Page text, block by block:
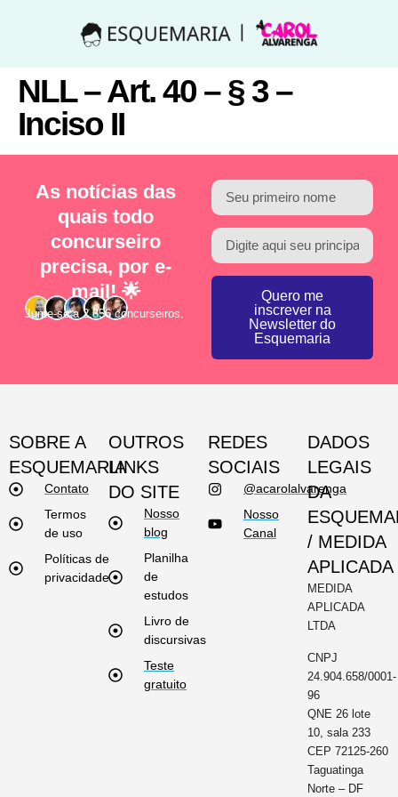
NLL – Art. 40 – § 3 –
Inciso II
As notícias das
quais todo
concurseiro
precisa, por e-
mail! 🌟
Junte-se a 2.856 concurseiros.
Quero me
inscrever na
Newsletter do
Esquemaria
SOBRE A
ESQUEMARIA
Contato
Termos
de uso
Políticas de
privacidade
OUTROS
LINKS
DO SITE
Nosso
blog
Planilha
de
estudos
Livro de
discursivas
Teste
gratuito
REDES
SOCIAIS
@acarolalvarenga
Nosso
Canal
DADOS
LEGAIS
DA
/ MEDIDA
APLICADA
MEDIDA
APLICADA
LTDA
CNPJ
24.904.658/0001-
96
QNE 26 lote
10, sala 233
CEP 72125-260
Taguatinga
Norte – DF